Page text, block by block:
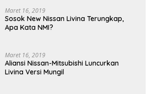
Maret 16, 2019
Sosok New Nissan Livina Terungkap,
Apa Kata NMI?
Maret 16, 2019
Aliansi Nissan-Mitsubishi Luncurkan
Livina Versi Mungil